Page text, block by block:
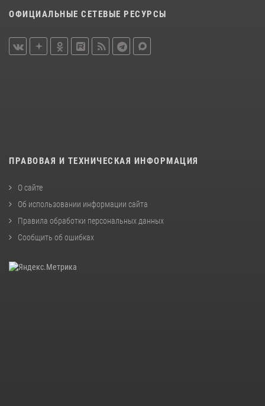
ОФИЦИАЛЬНЫЕ СЕТЕВЫЕ РЕСУРСЫ
ПРАВОВАЯ И ТЕХНИЧЕСКАЯ ИНФОРМАЦИЯ
О сайте
Об использовании информации сайта
Правила обработки персональных данных
Сообщить об ошибках